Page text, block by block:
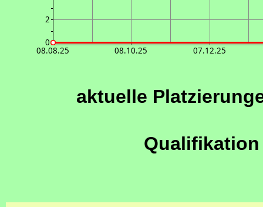
2
0
08.08.25 08.10.25 07.12.25
aktuelle
Qualifikation